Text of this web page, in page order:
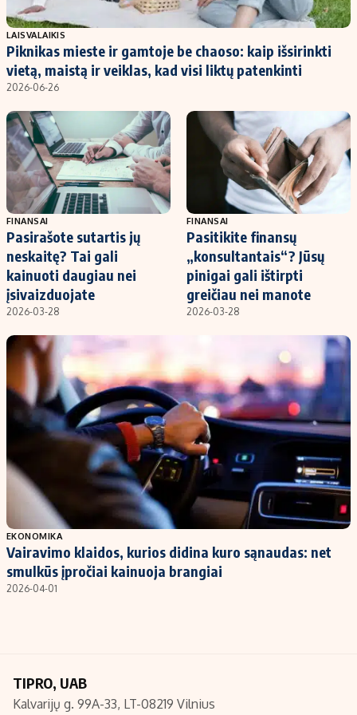
Populiarios temos
Investavimas
Akcijų rinka
Saulės elektrinės
Kriptovaliutos
Infliacija
Migracija
Titulinis
Nedarbo išmokos skaičiuoklė
Indėlių skaičiuoklė
Būsto finansai
Įdomios naujienos
Redakcija
Apie mus
Redakcijos politika
Privatumo politika
Turinio žymėjimo taisyklės
Kontaktai
Regionų naujienos
Indėlių palūkanos
LAISVALAIKIS
Piknikas mieste ir gamtoje be chaoso: kaip išsirinkti
vietą, maistą ir veiklas, kad visi liktų patenkinti
2026-06-26
FINANSAI
Pasirašote sutartis jų
neskaitę? Tai gali
kainuoti daugiau nei
įsivaizduojate
2026-03-28
FINANSAI
Pasitikite finansų
„konsultantais“? Jūsų
pinigai gali ištirpti
greičiau nei manote
2026-03-28
EKONOMIKA
Vairavimo klaidos, kurios didina kuro sąnaudas: net
smulkūs įpročiai kainuoja brangiai
2026-04-01
TIPRO, UAB
Kalvarijų g. 99A-33, LT-08219 Vilnius